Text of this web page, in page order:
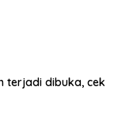
terjadi dibuka, cek